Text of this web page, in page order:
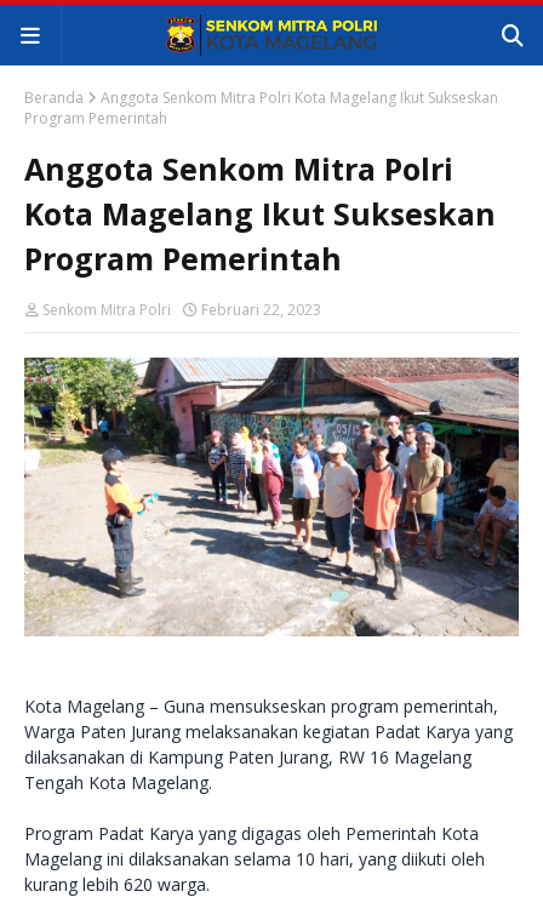
Beranda
Anggota Senkom Mitra Polri Kota Magelang Ikut Sukseskan
Program Pemerintah
Anggota Senkom Mitra Polri
Kota Magelang Ikut Sukseskan
Program Pemerintah
Senkom Mitra Polri Februari 22, 2023
Kota Magelang – Guna mensukseskan program pemerintah,
Warga Paten Jurang melaksanakan kegiatan Padat Karya yang
dilaksanakan di Kampung Paten Jurang, RW 16 Magelang
Tengah Kota Magelang.
Program Padat Karya yang digagas oleh Pemerintah Kota
Magelang ini dilaksanakan selama 10 hari, yang diikuti oleh
kurang lebih 620 warga.